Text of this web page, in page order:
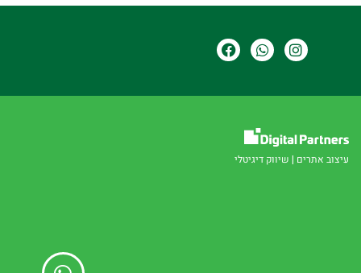
עיצוב אתרים | שיווק דיגיטלי